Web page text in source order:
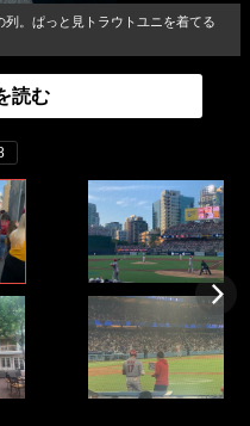
。ぱっと見トラウトユニを着てる
読む